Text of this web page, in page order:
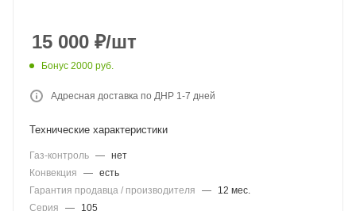
15 000 ₽/шт
Бонус 2000 руб.
Адресная доставка по ДНР 1-7 дней
Технические характеристики
Газ-контроль — нет
Конвекция
— есть
Гарантия продавца / производителя
—
12 мес.
Серия
—
105